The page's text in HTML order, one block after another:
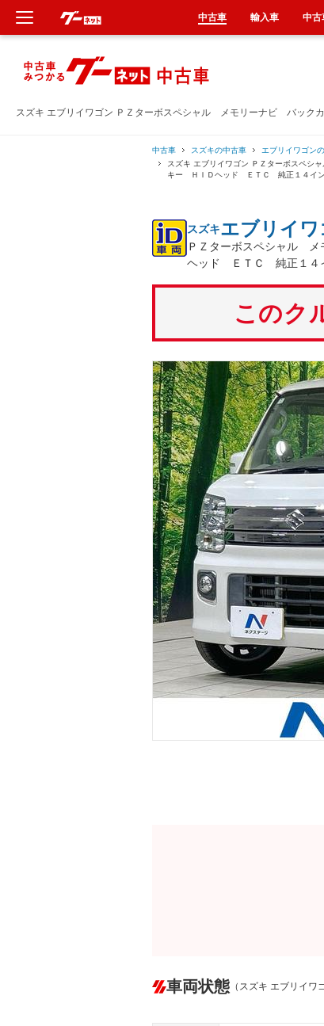
スズキ エブリイワゴン ＰＺターボスペシャル メモリーナビ バック
中古車 スズキの中古車 エブリイワゴン
スズキ エブリイワゴン ＰＺターボスペ
キー ＨＩＤヘッド ＥＴＣ 純正１４イ
スズキエブリイワ
ＰＺターボスペシャル
ヘッド ＥＴＣ 純正１４
このク
車両状態 （スズキ エブリイワ
中古車 輸入車 中古
新車
中古車